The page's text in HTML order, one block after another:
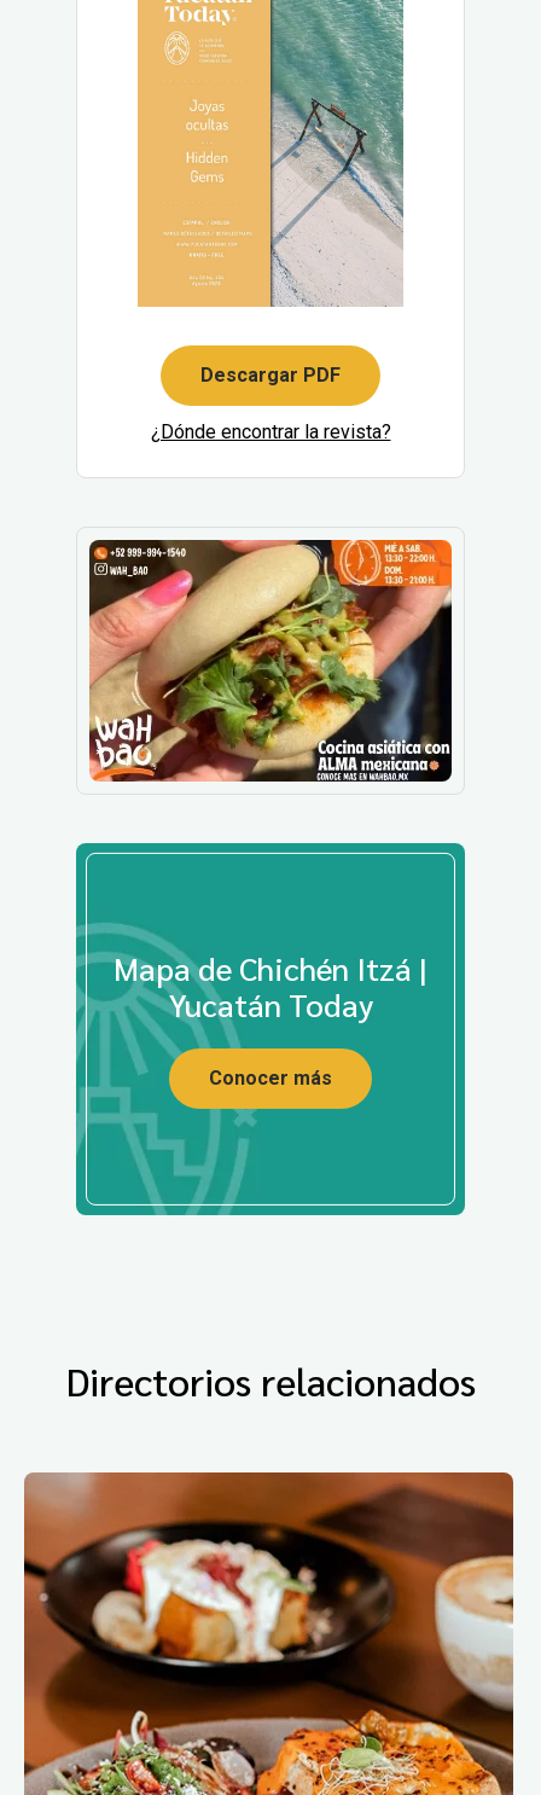
Descargar PDF
¿Dónde encontrar la revista?
Mapa de Chichén Itzá |
Yucatán Today
Conocer más
Directorios relacionados